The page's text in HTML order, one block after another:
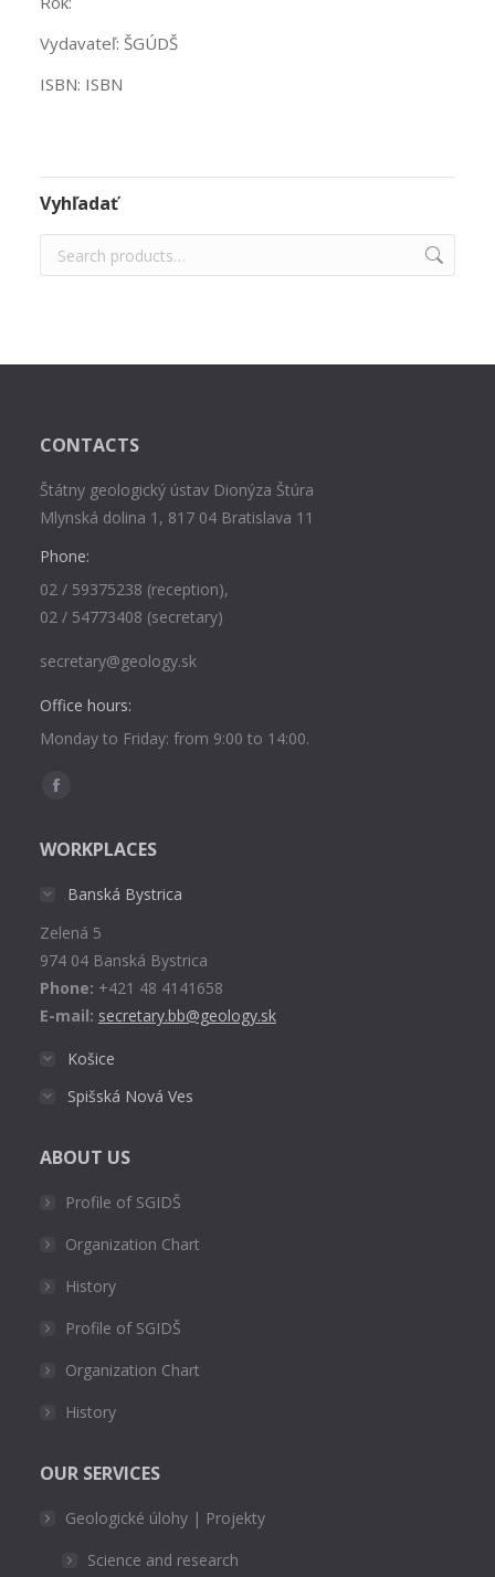
Vydavateľ: ŠGÚDŠ
ISBN: ISBN
Vyhľadať
CONTACTS
Štátny geologický ústav Dionýza Štúra
Mlynská dolina 1, 817 04 Bratislava 11
Phone:
02 / 59375238 (reception),
02 / 54773408 (secretary)
secretary@geology.sk
Office hours:
Monday to Friday: from 9:00 to 14:00.
Find us on:
Facebook
opens
window
WORKPLACES
Banská Bystrica
Zelená 5
974 04 Banská Bystrica
Phone: +421 48 4141658
E-mail: secretary.bb@geology.sk
Košice
Spišská Nová Ves
ABOUT US
Profile of SGIDŠ
Organization Chart
History
Profile of SGIDŠ
Organization Chart
History
OUR SERVICES
Geologické úlohy | Projekty
Science and research